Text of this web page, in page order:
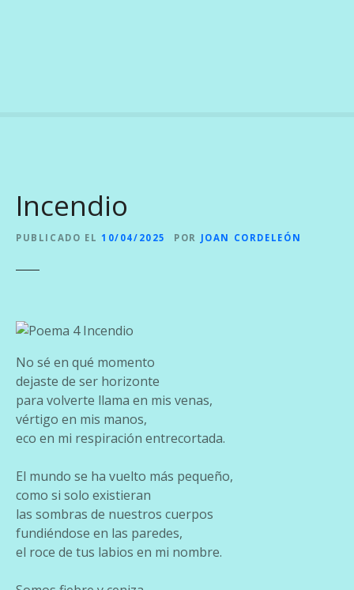
Incendio
PUBLICADO EL 10/04/2025 POR JOAN CORDELEÓN
No sé en qué momento
dejaste de ser horizonte
para volverte llama en mis venas,
vértigo en mis manos,
eco en mi respiración entrecortada.
El mundo se ha vuelto más pequeño,
como si solo existieran
las sombras de nuestros cuerpos
fundiéndose en las paredes,
el roce de tus labios en mi nombre.